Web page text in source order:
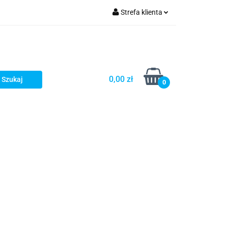
Strefa klienta
Dodaj zgłoszenie
0,00 zł 0